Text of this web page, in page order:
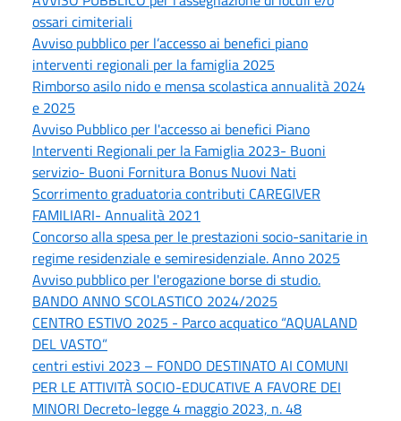
ossari cimiteriali
Avviso pubblico per l’accesso ai benefici piano
interventi regionali per la famiglia 2025
Rimborso asilo nido e mensa scolastica annualità 2024
e 2025
Avviso Pubblico per l'accesso ai benefici Piano
Interventi Regionali per la Famiglia 2023- Buoni
servizio- Buoni Fornitura Bonus Nuovi Nati
Scorrimento graduatoria contributi CAREGIVER
FAMILIARI- Annualità 2021
Concorso alla spesa per le prestazioni socio-sanitarie in
regime residenziale e semiresidenziale. Anno 2025
Avviso pubblico per l'erogazione borse di studio.
BANDO ANNO SCOLASTICO 2024/2025
CENTRO ESTIVO 2025 - Parco acquatico “AQUALAND
DEL VASTO”
centri estivi 2023 – FONDO DESTINATO AI COMUNI
PER LE ATTIVITÀ SOCIO-EDUCATIVE A FAVORE DEI
MINORI Decreto-legge 4 maggio 2023, n. 48